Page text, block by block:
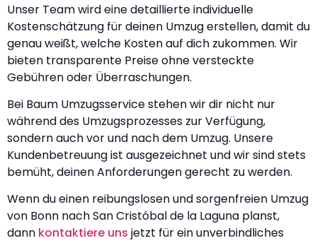
Unser Team wird eine detaillierte individuelle
Kostenschätzung für deinen Umzug erstellen, damit du
genau weißt, welche Kosten auf dich zukommen. Wir
bieten transparente Preise ohne versteckte
Gebühren oder Überraschungen.
Bei Baum Umzugsservice stehen wir dir nicht nur
während des Umzugsprozesses zur Verfügung,
sondern auch vor und nach dem Umzug. Unsere
Kundenbetreuung ist ausgezeichnet und wir sind stets
bemüht, deinen Anforderungen gerecht zu werden.
Wenn du einen reibungslosen und sorgenfreien Umzug
von Bonn nach San Cristóbal de la Laguna planst,
dann kontaktiere uns jetzt für ein unverbindliches